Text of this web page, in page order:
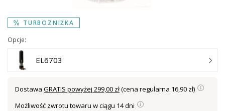
TURBOZNIŻKA
Opcje:
EL6703
Dostawa GRATIS powyżej 299,00 zł(cena regularna 16,90 zł)
Możliwość zwrotu towaru w ciągu 14 dni